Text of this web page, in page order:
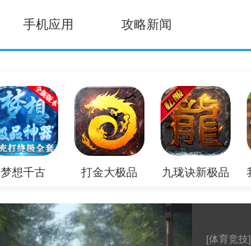
手机应用 攻略新闻
梦想千古 打金大极品 九珑诀新极品
[体育竞技]